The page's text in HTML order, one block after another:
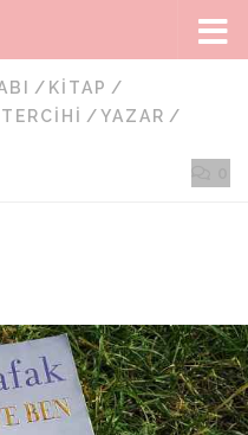
/ KITAP /
/YAZAR /